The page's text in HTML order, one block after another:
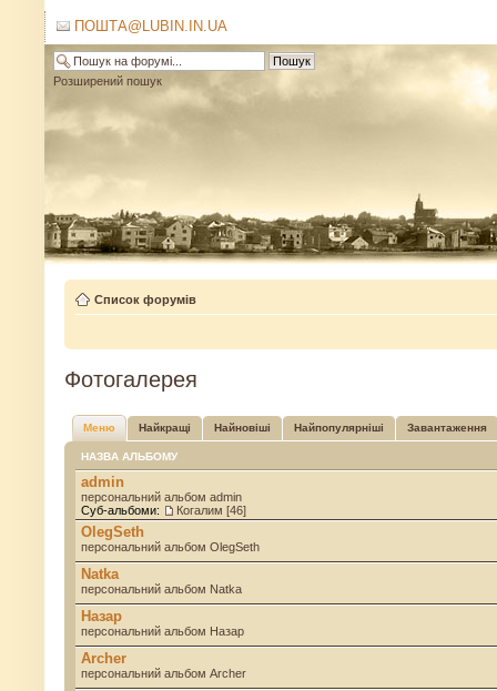
ПОШТА@LUBIN.IN.UA
Розширений пошук
Список форумів
Фотогалерея
Меню Найкращі Найновіші Найпопулярніші Завантаження
НАЗВА АЛЬБОМУ
admin
персональний альбом admin
Суб-альбоми:
Когалим [46]
OlegSeth
персональний альбом OlegSeth
Natka
персональний альбом Natka
Назар
персональний альбом Назар
Archer
персональний альбом Archer